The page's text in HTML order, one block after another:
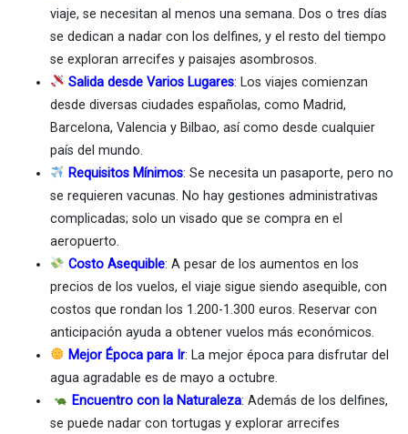
viaje, se necesitan al menos una semana. Dos o tres días
se dedican a nadar con los delfines, y el resto del tiempo
se exploran arrecifes y paisajes asombrosos.
Salida desde Varios Lugares: Los viajes comienzan
desde diversas ciudades españolas, como Madrid,
Barcelona, Valencia y Bilbao, así como desde cualquier
país del mundo.
Requisitos Mínimos: Se necesita un pasaporte, pero no
se requieren vacunas. No hay gestiones administrativas
complicadas; solo un visado que se compra en el
aeropuerto.
Costo Asequible: A pesar de los aumentos en los
precios de los vuelos, el viaje sigue siendo asequible, con
costos que rondan los 1.200-1.300 euros. Reservar con
anticipación ayuda a obtener vuelos más económicos.
Mejor Época para Ir: La mejor época para disfrutar del
agua agradable es de mayo a octubre.
Encuentro con la Naturaleza: Además de los delfines,
se puede nadar con tortugas y explorar arrecifes